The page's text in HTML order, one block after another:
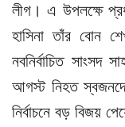
লীগ। এ উপলক্ষে
হাসিনা তাঁর বোন
নবনির্বাচিত সাংসদ
আগস্ট নিহত
নির্বাচনে বড় বিজয়